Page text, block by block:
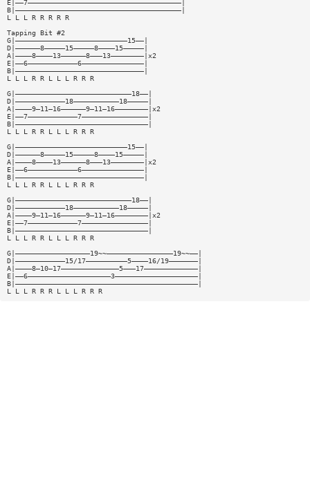
E|——7—————————————————————————————————————|
B|————————————————————————————————————————|
L L L R R R R R
Tapping Bit #2
G|———————————————————————————15——|
D|——————8—————15—————8————15—————|
A|————8————13——————8———13————————|x2
E|——6————————————6———————————————|
B|———————————————————————————————|
L L L R R L L L R R R
G|————————————————————————————18——|
D|————————————18———————————18—————|
A|————9—11—16——————9—11—16————————|x2
E|——7————————————7————————————————|
B|————————————————————————————————|
L L L R R L L L R R R
G|———————————————————————————15——|
D|——————8—————15—————8————15—————|
A|————8————13——————8———13————————|x2
E|——6————————————6———————————————|
B|———————————————————————————————|
L L L R R L L L R R R
G|————————————————————————————18——|
D|————————————18———————————18—————|
A|————9—11—16——————9—11—16————————|x2
E|——7————————————7————————————————|
B|————————————————————————————————|
L L L R R L L L R R R
G|——————————————————19~~————————————————19~~——|
D|————————————15/17——————————5————16/19———————|
A|————8—10—17——————————————5———17—————————————|
E|——6————————————————————3————————————————————|
B|————————————————————————————————————————————|
L L L R R R L L L R R R